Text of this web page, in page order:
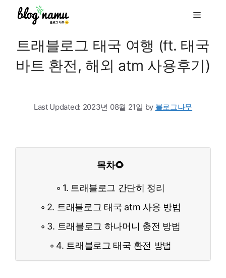
Menu
트래블로그 태국 여행 (ft. 태국
바트 환전, 해외 atm 사용후기)
Last Updated: 2023년 08월 21일 by 블로그나무
목차🌻
1. 트래블로그 간단히 정리
2. 트래블로그 태국 atm 사용 방법
3. 트래블로그 하나머니 충전 방법
4. 트래블로그 태국 환전 방법